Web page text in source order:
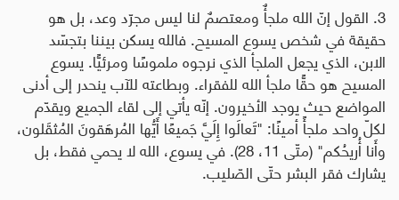
3. القول إنّ الله ملجأٌ ومعتصمٌ لنا ليس مجرّد وعد، بل هو
حقيقة في شخص يسوع المسيح. فالله يسكن بيننا بتجسّد
الابن، الذي يجعل الملجأ الذي نرجوه ملموسًا ومرئيًّا. يسوع
المسيح هو حقًّا ملجأ الله للفقراء. وبطاعته للآب ينحدر إلى أدنى
المواضع حيث يوجد الأخيرون. إنّه يأتي إلى لقاء الجميع ويقدّم
لكلّ واحد ملجأً أمينًا: "تَعالَوا إِلَيَّ جَميعًا أَيُّها المُرهَقونَ المُثقَلون،
وأَنا أُريحُكم" (متّى 11، 28). في يسوع، الله لا يحمي فقط، بل
يشارك فقر البشر حتّى الصّليب.